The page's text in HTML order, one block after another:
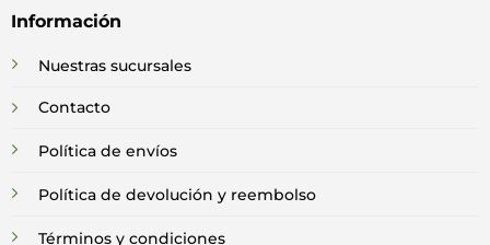
Información
Nuestras sucursales
Contacto
Política de envíos
Política de devolución y reembolso
Términos y condiciones